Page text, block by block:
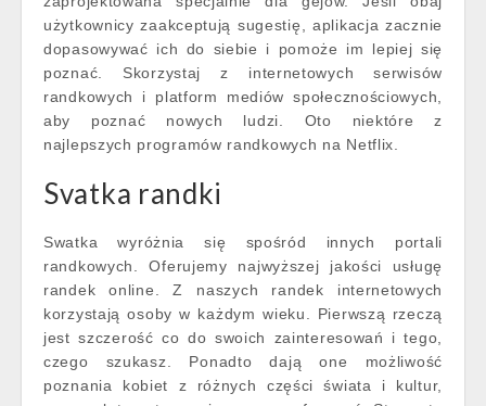
użytkownicy zaakceptują sugestię, aplikacja zacznie
dopasowywać ich do siebie i pomoże im lepiej się
poznać. Skorzystaj z internetowych serwisów
randkowych i platform mediów społecznościowych,
aby poznać nowych ludzi. Oto niektóre z
najlepszych programów randkowych na Netflix.
Svatka randki
Swatka wyróżnia się spośród innych portali
randkowych. Oferujemy najwyższej jakości usługę
randek online. Z naszych randek internetowych
korzystają osoby w każdym wieku. Pierwszą rzeczą
jest szczerość co do swoich zainteresowań i tego,
czego szukasz. Ponadto dają one możliwość
poznania kobiet z różnych części świata i kultur,